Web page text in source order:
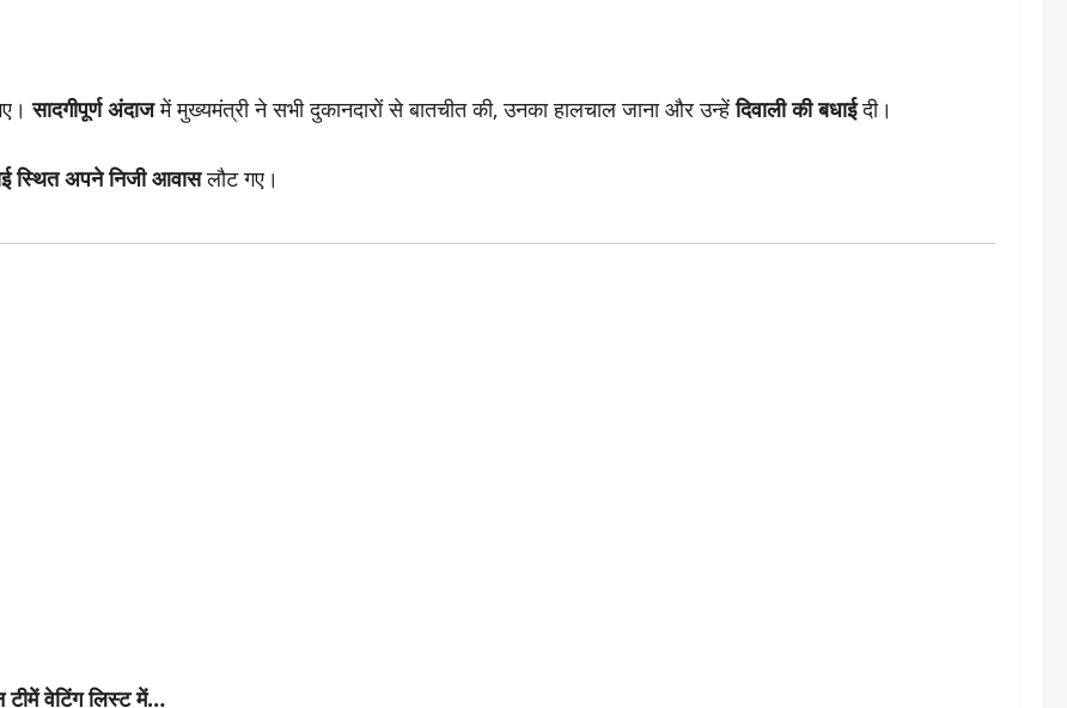
सादगीपूर्ण अंदाजमें मुख्यमंत्री ने सभी दुकानदारों से बातचीत की, उनका हालचाल जाना और उन्हेंदिवाली की बधाईदी।
स्थित अपने निजी आवासलौट गए।
वेटिंग लिस्ट में…